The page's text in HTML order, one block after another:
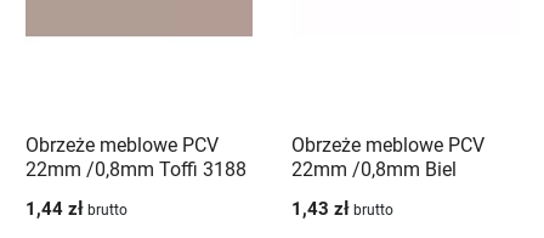
Obrzeże meblowe PCV
22mm /0,8mm Toffi 3188
1,44 zł brutto
Obrzeże meblowe PCV
22mm /0,8mm Biel
Schilsner
1,43 zł brutto